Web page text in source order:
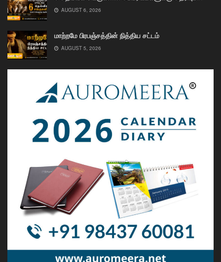
AUGUST 6, 2026
மாற்றமே பிரபஞ்சத்தின் நித்திய சட்டம்
AUGUST 5, 2026